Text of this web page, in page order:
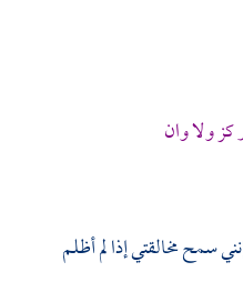
ولا وان
سمح مخالقتي إذا لم أظلم